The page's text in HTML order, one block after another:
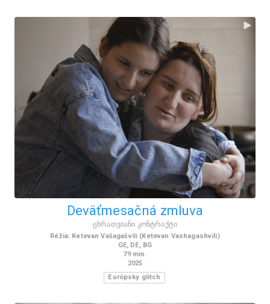
Deväťmesačná zmluva
ცხრათვიანი კონტრაქტი
Réžia: Ketevan Vašagašvili (Ketevan Vashagashvili)
GE, DE, BG
79 min.
2025
Európsky glitch